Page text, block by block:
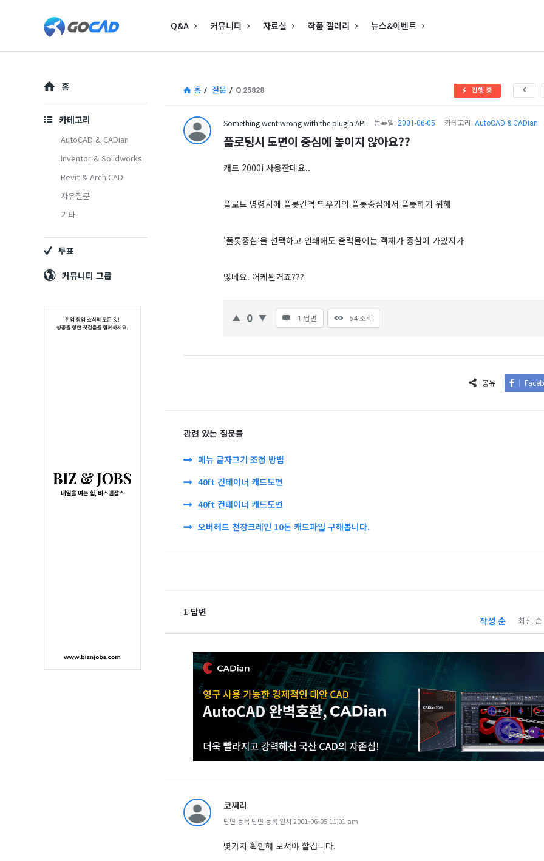
캐
–
캐
(CAD)
중
심
캐
드
(CAD)
Navigation
Q&A 커뮤니티 자료실 작품 갤러리 뉴스&이벤트
홈 / 질문 / Q 25828 진행 중
Something went wrong with the plugin API. 등록일: 2001-06-05 카테고리: AutoCAD & CADian
플로팅시 도면이 중심에 놓이지 않아요??
캐드 2000i 사용잔데요..
플로트 명령시에 플롯간격 띄우기의 플롯중심에서 플롯하기 위해
‘플롯중심’을 선택하고 인쇄해도 출력물에는 객체가 중심에 가있지가
않네요. 어케된거죠???
0 1 답변 64 조회
공유
관련 있는 질문들
메뉴 글자크기 조정 방법
40ft 컨테이너 캐드도면
40ft 컨테이너 캐드도면
오버헤드 천장크레인 10톤 캐드파일 구해봅니다.
1 답변
작성 순 최신 순
코찌리
답변 등록 답변 등록 일시 2001-06-05 11:01 am
몇가지 확인해 보셔야 할겁니다.
Explore
홈
카테고리
AutoCAD & CADian
Inventor & Solidworks
Revit & ArchiCAD
자유질문
기타
투표
커뮤니티 그룹